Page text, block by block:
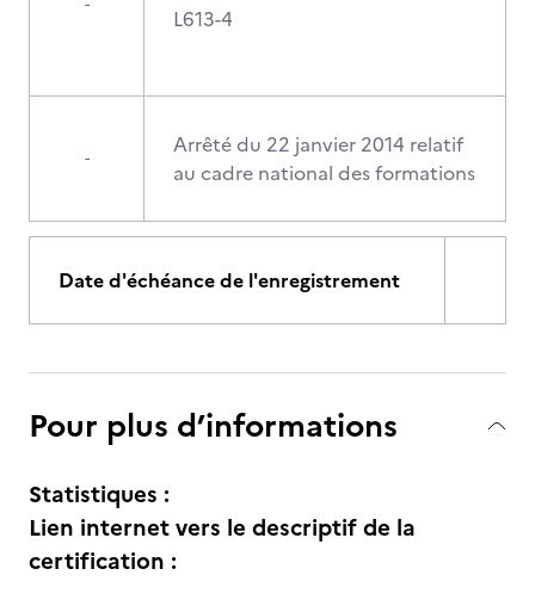
L613-4
-
Arrêté du 22 janvier 2014 relatif
au cadre national des formations
Date d'échéance de l'enregistrement
Pour plus d’informations
Statistiques :
Lien internet vers le descriptif de la
certification :